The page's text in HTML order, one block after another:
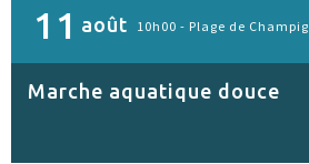
11 août 10h00 - Plage de
Marche aquatique douce